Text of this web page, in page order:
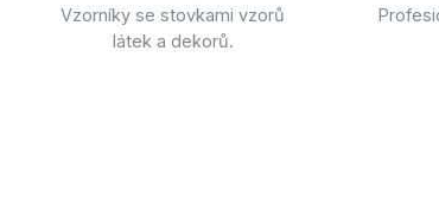
Vzorníky se stovkami vzorů
látek a dekorů.